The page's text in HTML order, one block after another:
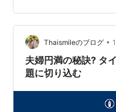
があり、事前の理解と
は、タイ国際結婚の手
構築など、知っておく
際結婚の手続き タイ人
Thaismileのブログ •
夫婦円満の秘訣? タ
題に切り込む